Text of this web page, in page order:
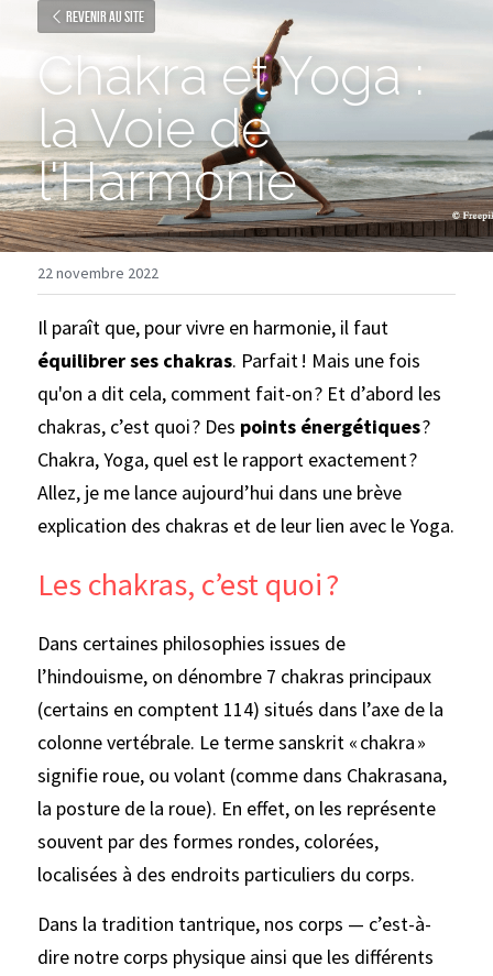
Revenir au site
Chakra et Yoga :
la Voie de
l'Harmonie
22 novembre 2022
équilibrer ses chakras. Parfait ! Mais une fois
qu'on a dit cela, comment fait-on ? Et d’abord les
chakras, c’est quoi ? Des points énergétiques ?
Chakra, Yoga, quel est le rapport exactement ?
Allez, je me lance aujourd’hui dans une brève
explication des chakras et de leur lien avec le Yoga.
Les chakras, c’est quoi ?
Dans certaines philosophies issues de
l’hindouisme, on dénombre 7 chakras principaux
(certains en comptent 114) situés dans l’axe de la
colonne vertébrale. Le terme sanskrit « chakra »
signifie roue, ou volant (comme dans Chakrasana,
la posture de la roue). En effet, on les représente
souvent par des formes rondes, colorées,
localisées à des endroits particuliers du corps.
Dans la tradition tantrique, nos corps — c’est-à-
dire notre corps physique ainsi que les différents